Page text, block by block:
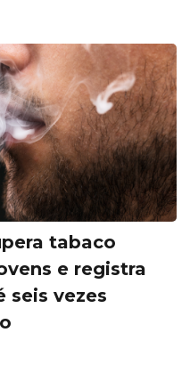
tabaco
e registra
seis vezes